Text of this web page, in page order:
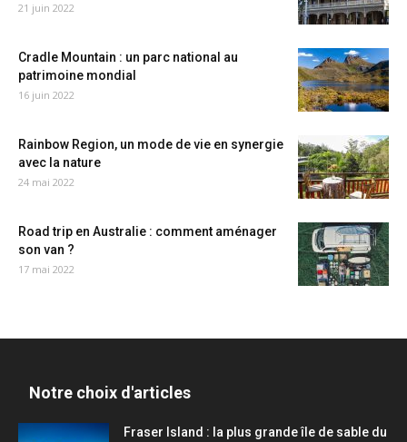
21 juin 2022
Cradle Mountain : un parc national au
patrimoine mondial
16 juin 2022
Rainbow Region, un mode de vie en synergie
avec la nature
24 mai 2022
Road trip en Australie : comment aménager
son van ?
17 mai 2022
Notre choix d'articles
Fraser Island : la plus grande île de sable du